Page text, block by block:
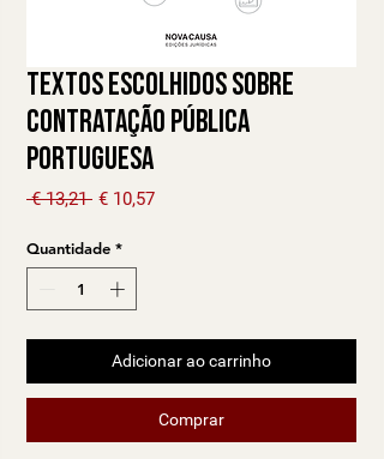
Textos Escolhidos sobre
Contratação Pública
Portuguesa
€ 13,21 Preço normal
€ 10,57Preço promocional
Quantidade *
Adicionar ao carrinho
Comprar